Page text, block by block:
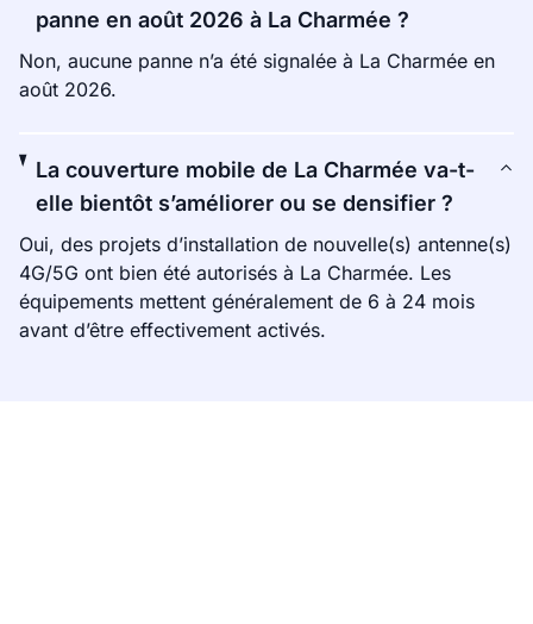
panne en août 2026 à La Charmée ?
Non, aucune panne n’a été signalée à La Charmée en
août 2026.
La couverture mobile de La Charmée va-t-
elle bientôt s’améliorer ou se densifier ?
Oui, des projets d’installation de nouvelle(s) antenne(s)
4G/5G ont bien été autorisés à La Charmée. Les
équipements mettent généralement de 6 à 24 mois
avant d’être effectivement activés.